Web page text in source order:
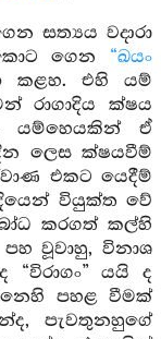
සත්‍යය වදාරා
ගෙන “ඛයං
කළහ. එහි යම්
රාගාදිය ක්ෂය
යම්හෙයකින් ඒ
ලෙස ක්ෂයවීම්
එකට යෙදීම්
වියුක්ත වේ
කරගත් කල්හි
වූවාහු, විනාශ
යයි ද
පහළ වීමක්
පැවතුනහුගේ